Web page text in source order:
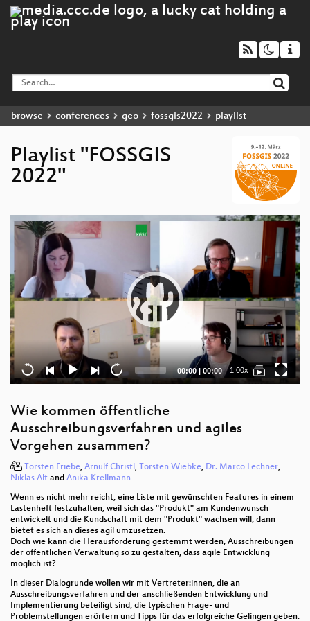
browse conferences geo fossgis2022 playlist
Playlist "FOSSGIS
2022"
Video
Player
Current
time
00:00 | Total
duration
00:00 1.00x
Wie kommen öffentliche
Ausschreibungsverfahren und agiles
Vorgehen zusammen?
Torsten Friebe, Arnulf Christl , Torsten Wiebke, Dr. Marco Lechner,
Niklas Alt and Anika Krellmann
Wenn es nicht mehr reicht, eine Liste mit gewünschten Features in einem
Lastenheft festzuhalten, weil sich das "Produkt" am Kundenwunsch
entwickelt und die Kundschaft mit dem "Produkt" wachsen will, dann
bietet es sich an dieses agil umzusetzen.
Doch wie kann die Herausforderung gestemmt werden, Ausschreibungen
der öffentlichen Verwaltung so zu gestalten, dass agile Entwicklung
möglich ist?
In dieser Dialogrunde wollen wir mit Vertreter:innen, die an
Ausschreibungsverfahren und der anschließenden Entwicklung und
Implementierung beteiligt sind, die typischen Frage- und
Problemstellungen erörtern und Tipps für das erfolgreiche Gelingen geben.